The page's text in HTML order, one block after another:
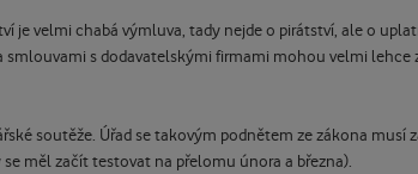
je velmi chabá výmluva, tady nejde o pirátství, ale o
s dodavatelskými firmami mohou velmi lehce
soutěže. Úřad se takovým podnětem ze zákona musí
měl začít testovat na přelomu února a března).